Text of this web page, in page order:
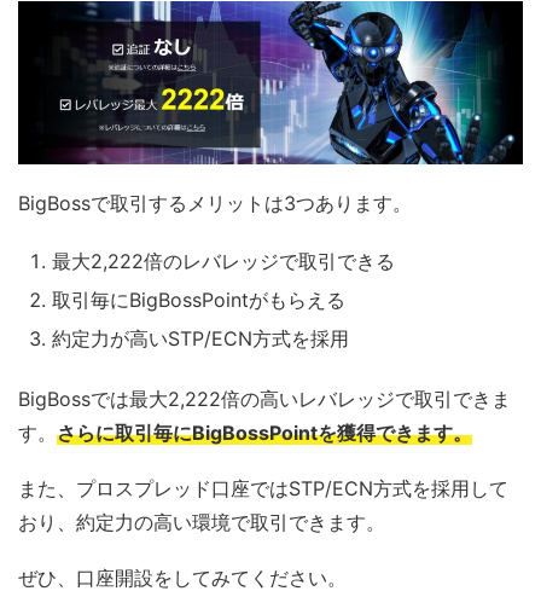
BigBossで取引するメリットは3つあります。
最大2,222倍のレバレッジで取引できる
取引毎にBigBossPointがもらえる
約定力が高いSTP/ECN方式を採用
BigBossでは最大2,222倍の高いレバレッジで取引できま
す。 さらに取引毎にBigBossPointを獲得できます。
また、プロスプレッド口座ではSTP/ECN方式を採用して
おり、約定力の高い環境で取引できます。
ぜひ、口座開設をしてみてください。